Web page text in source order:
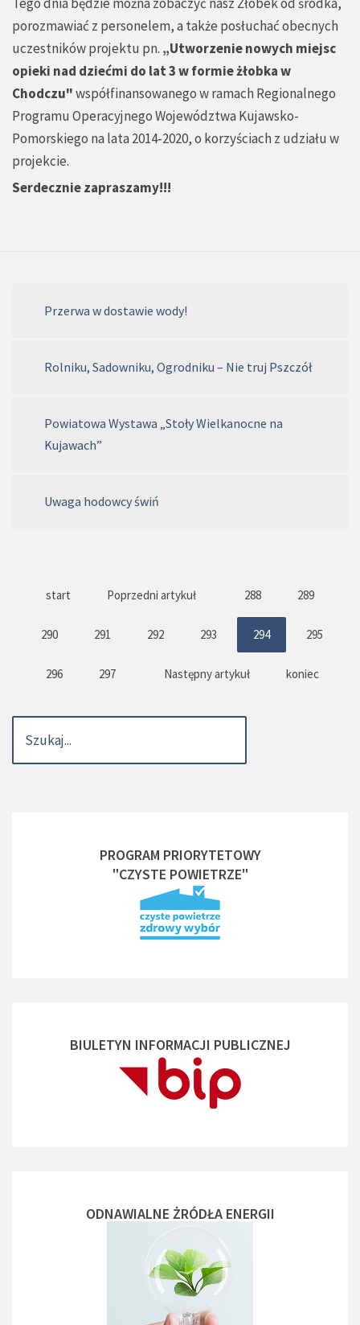
Tego dnia będzie można zobaczyć nasz Żłobek od środka,
porozmawiać z personelem, a także posłuchać obecnych
uczestników projektu pn. „Utworzenie nowych miejsc
opieki nad dziećmi do lat 3 w formie żłobka w
Chodczu"współfinansowanego w ramach Regionalnego
Programu Operacyjnego Województwa Kujawsko-
Pomorskiego na lata 2014-2020, o korzyściach z udziału w
projekcie.
Serdecznie zapraszamy!!!
Przerwa w dostawie wody!
Rolniku, Sadowniku, Ogrodniku – Nie truj Pszczół
Powiatowa Wystawa „Stoły Wielkanocne na
Kujawach”
Uwaga hodowcy świń
start Poprzedni artykuł 288 289
290 291 292 293 294 295
296 297 Następny artykuł koniec
PROGRAM PRIORYTETOWY
"CZYSTE POWIETRZE"
BIULETYN INFORMACJI PUBLICZNEJ
ODNAWIALNE ŻRÓDŁA ENERGII